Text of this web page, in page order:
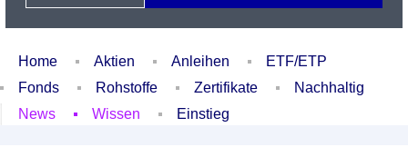
Home Aktien Anleihen
ETF/ETP
Fonds
Rohstoffe Zertifikate
Nachhaltig
News
Wissen Einstieg